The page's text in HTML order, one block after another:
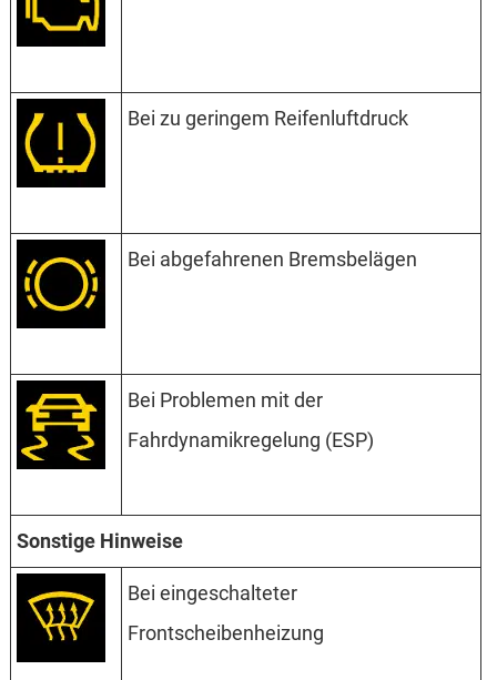
Bei zu geringem Reifenluftdruck
Bei abgefahrenen Bremsbelägen
Bei Problemen mit der
Fahrdynamikregelung (ESP)
Sonstige Hinweise
Bei eingeschalteter
Frontscheibenheizung